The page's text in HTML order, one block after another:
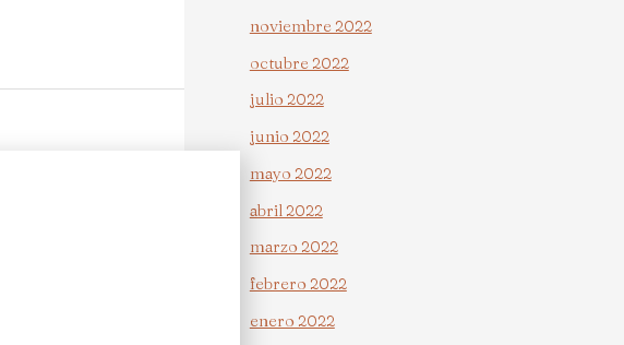
noviembre 2022
octubre 2022
julio 2022
junio 2022
mayo 2022
abril 2022
marzo 2022
febrero 2022
enero 2022